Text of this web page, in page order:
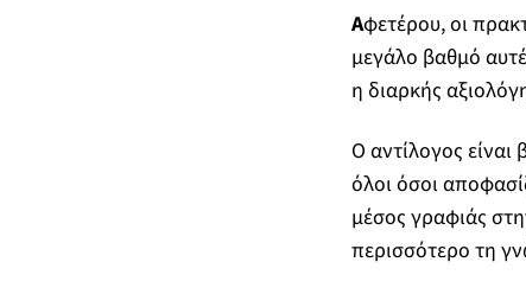
Αφετέρου, οι
μεγάλο βαθμό
η διαρκής
Ο αντίλογος
όλοι όσοι
μέσος γραφιάς
περισσότερο τη